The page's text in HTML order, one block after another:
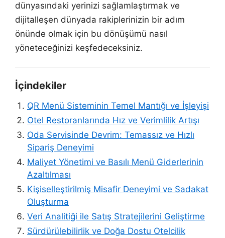
dünyasındaki yerinizi sağlamlaştırmak ve
dijitalleşen dünyada rakiplerinizin bir adım
önünde olmak için bu dönüşümü nasıl
yöneteceğinizi keşfedeceksiniz.
İçindekiler
QR Menü Sisteminin Temel Mantığı ve İşleyişi
Otel Restoranlarında Hız ve Verimlilik Artışı
Oda Servisinde Devrim: Temassız ve Hızlı
Sipariş Deneyimi
Maliyet Yönetimi ve Basılı Menü Giderlerinin
Azaltılması
Kişiselleştirilmiş Misafir Deneyimi ve Sadakat
Oluşturma
Veri Analitiği ile Satış Stratejilerini Geliştirme
Sürdürülebilirlik ve Doğa Dostu Otelcilik